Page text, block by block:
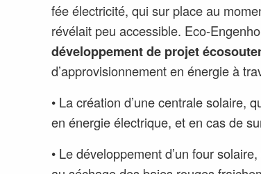
fée électricité, qui sur place au
révélait peu accessible. Eco-
développement de projet
d’approvisionnement en énergie à
• La création d’une centrale solaire,
en énergie électrique, et en cas de
• Le développement d’un four